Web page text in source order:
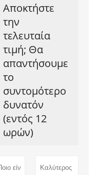
Αποκτήστε
την
τελευταία
τιμή; Θα
απαντήσουμε
το
συντομότερο
δυνατόν
(εντός 12
ωρών)